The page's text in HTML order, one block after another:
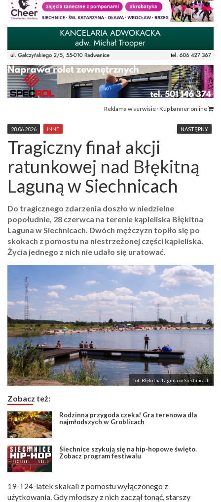
Reklama w serwisie · Kup banner online
NASTĘPNY
28.06.2026 INNE
Tragiczny finał akcji
ratunkowej nad Błękitną
Laguną w Siechnicach
Do tragicznego zdarzenia doszło w niedzielne
popołudnie, 28 czerwca na terenie kąpieliska Błękitna
Laguna w Siechnicach. Dwóch mężczyzn topiło się po
skokach z pomostu na niestrzeżonej części kąpieliska.
Życia jednego z nich nie udało się uratować.
fot. Błękitna Laguna w Siechnicach
Zobacz też:
Rodzinna przygoda czeka! Gra terenowa dla
najmłodszych w Groblicach
Siechnice szykują się na hip-hopowe święto.
Zobacz program festiwalu
19- i 24-latek skakali z pomostu wyłączonego z
użytkowania. Gdy młodszy z nich zaczął tonąć, starszy